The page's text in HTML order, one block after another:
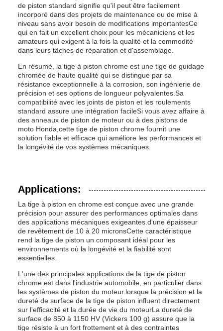
de piston standard signifie qu'il peut être facilement
incorporé dans des projets de maintenance ou de mise à
niveau sans avoir besoin de modifications importantesCe
qui en fait un excellent choix pour les mécaniciens et les
amateurs qui exigent à la fois la qualité et la commodité
dans leurs tâches de réparation et d'assemblage.
En résumé, la tige à piston chrome est une tige de guidage
chromée de haute qualité qui se distingue par sa
résistance exceptionnelle à la corrosion, son ingénierie de
précision et ses options de longueur polyvalentes.Sa
compatibilité avec les joints de piston et les roulements
standard assure une intégration facileSi vous avez affaire à
des anneaux de piston de moteur ou à des pistons de
moto Honda,cette tige de piston chrome fournit une
solution fiable et efficace qui améliore les performances et
la longévité de vos systèmes mécaniques.
Applications:
La tige à piston en chrome est conçue avec une grande
précision pour assurer des performances optimales dans
des applications mécaniques exigeantes.d'une épaisseur
de revêtement de 10 à 20 micronsCette caractéristique
rend la tige de piston un composant idéal pour les
environnements où la longévité et la fiabilité sont
essentielles.
L'une des principales applications de la tige de piston
chrome est dans l'industrie automobile, en particulier dans
les systèmes de piston du moteur.lorsque la précision et la
dureté de surface de la tige de piston influent directement
sur l'efficacité et la durée de vie du moteurLa dureté de
surface de 850 à 1150 HV (Vickers 100 g) assure que la
tige résiste à un fort frottement et à des contraintes